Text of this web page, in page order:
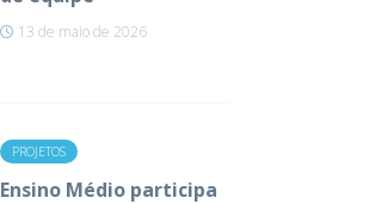
13 de maio de 2026
PROJETOS
Ensino Médio participa